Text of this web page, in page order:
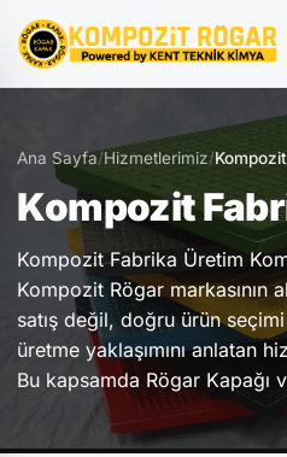
Ana Sayfa/Hizmetlerimiz/
Kompozit
Kompozit Fabrika Üretim
Kompozit Rögar markasının
satış değil, doğru ürün
üretme yaklaşımını anlatan
Bu kapsamda Rögar Kapağı